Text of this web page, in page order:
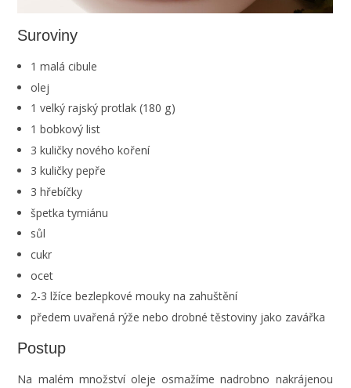
Suroviny
1 malá cibule
olej
1 velký rajský protlak (180 g)
1 bobkový list
3 kuličky nového koření
3 kuličky pepře
3 hřebíčky
špetka tymiánu
sůl
cukr
ocet
2-3 lžíce bezlepkové mouky na zahuštění
předem uvařená rýže nebo drobné těstoviny jako zavářka
Postup
Na malém množství oleje osmažíme nadrobno nakrájenou